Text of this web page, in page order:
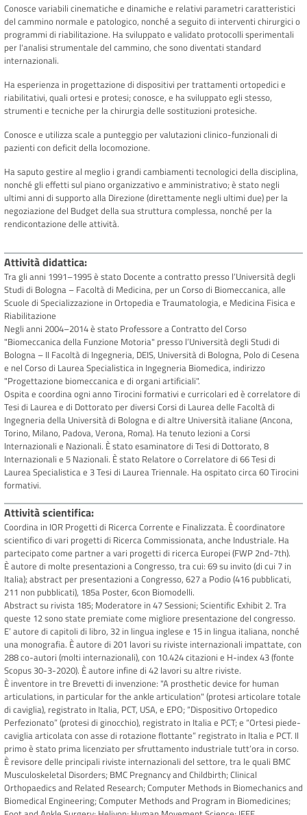
Conosce variabili cinematiche e dinamiche e relativi parametri caratteristici
del cammino normale e patologico, nonché a seguito di interventi chirurgici o
programmi di riabilitazione. Ha sviluppato e validato protocolli sperimentali
per l'analisi strumentale del cammino, che sono diventati standard
internazionali.
Ha esperienza in progettazione di dispositivi per trattamenti ortopedici e
riabilitativi, quali ortesi e protesi; conosce, e ha sviluppato egli stesso,
strumenti e tecniche per la chirurgia delle sostituzioni protesiche.
Conosce e utilizza scale a punteggio per valutazioni clinico-funzionali di
pazienti con deficit della locomozione.
Ha saputo gestire al meglio i grandi cambiamenti tecnologici della disciplina,
nonché gli effetti sul piano organizzativo e amministrativo; è stato negli
ultimi anni di supporto alla Direzione (direttamente negli ultimi due) per la
negoziazione del Budget della sua struttura complessa, nonché per la
rendicontazione delle attività.
Attività didattica
Tra gli anni 1991–1995 è stato Docente a contratto presso l’Università degli
Studi di Bologna – Facoltà di Medicina, per un Corso di Biomeccanica, alle
Scuole di Specializzazione in Ortopedia e Traumatologia, e Medicina Fisica e
Riabilitazione
Negli anni 2004–2014 è stato Professore a Contratto del Corso
"Biomeccanica della Funzione Motoria" presso l’Università degli Studi di
Bologna – II Facoltà di Ingegneria, DEIS, Università di Bologna, Polo di Cesena
e nel Corso di Laurea Specialistica in Ingegneria Biomedica, indirizzo
"Progettazione biomeccanica e di organi artificiali".
Ospita e coordina ogni anno Tirocini formativi e curricolari ed è correlatore di
Tesi di Laurea e di Dottorato per diversi Corsi di Laurea delle Facoltà di
Ingegneria della Università di Bologna e di altre Università italiane (Ancona,
Torino, Milano, Padova, Verona, Roma). Ha tenuto lezioni a Corsi
Internazionali e Nazionali. È stato esaminatore di Tesi di Dottorato, 8
Internazionali e 5 Nazionali. È stato Relatore o Correlatore di 66 Tesi di
Laurea Specialistica e 3 Tesi di Laurea Triennale. Ha ospitato circa 60 Tirocini
formativi.
Attività scientifica
Coordina in IOR Progetti di Ricerca Corrente e Finalizzata. È coordinatore
scientifico di vari progetti di Ricerca Commissionata, anche Industriale. Ha
partecipato come partner a vari progetti di ricerca Europei (FWP 2nd-7th).
È autore di molte presentazioni a Congresso, tra cui: 69 su invito (di cui 7 in
Italia); abstract per presentazioni a Congresso, 627 a Podio (416 pubblicati,
211 non pubblicati), 185a Poster, 6con Biomodelli.
Abstract su rivista 185; Moderatore in 47 Sessioni; Scientific Exhibit 2. Tra
queste 12 sono state premiate come migliore presentazione del congresso.
E’ autore di capitoli di libro, 32 in lingua inglese e 15 in lingua italiana, nonché
una monografia. È autore di 201 lavori su riviste internazionali impattate, con
288 co-autori (molti internazionali), con 10.424 citazioni e H-index 43 (fonte
Scopus 30-3-2020). È autore infine di 42 lavori su altre riviste.
È inventore in tre Brevetti di invenzione: "A prosthetic device for human
articulations, in particular for the ankle articulation" (protesi articolare totale
di caviglia), registrato in Italia, PCT, USA, e EPO; “Dispositivo Ortopedico
Perfezionato” (protesi di ginocchio), registrato in Italia e PCT; e “Ortesi piede-
caviglia articolata con asse di rotazione flottante” registrato in Italia e PCT. Il
primo è stato prima licenziato per sfruttamento industriale tutt’ora in corso.
È revisore delle principali riviste internazionali del settore, tra le quali BMC
Musculoskeletal Disorders; BMC Pregnancy and Childbirth; Clinical
Orthopaedics and Related Research; Computer Methods in Biomechanics and
Biomedical Engineering; Computer Methods and Program in Biomedicines;